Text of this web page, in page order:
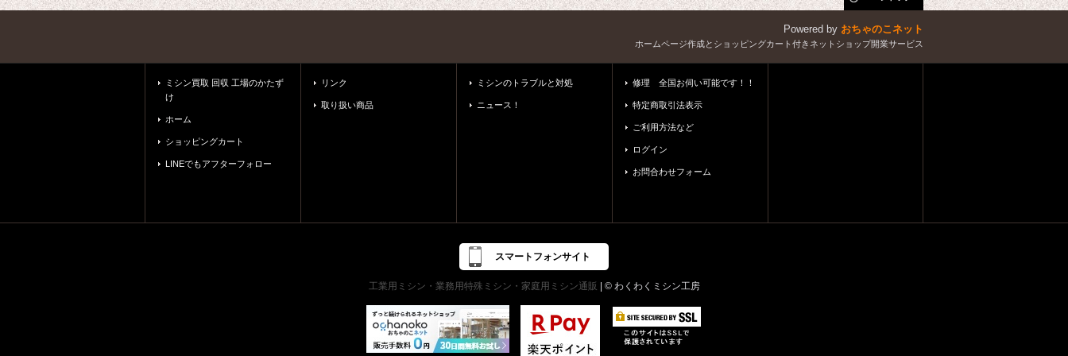
Powered by おちゃのこネット
ホームページ作成とショッピングカート付きネットショップ開業サービス
ミシン買取 回収 工場のかたず
け
ホーム
ショッピングカート
LINEでもアフターフォロー
リンク
取り扱い商品
ミシンのトラブルと対処
ニュース！
修理 全国お伺い可能です！！
特定商取引法表示
ご利用方法など
ログイン
お問合わせフォーム
スマートフォンサイト
工業用ミシン・業務用特殊ミシン・家庭用ミシン通販 | © わくわくミシン工房